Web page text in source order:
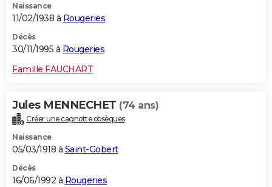
Naissance
11/02/1938 à Rougeries
Décès
30/11/1995 à Rougeries
Famille FAUCHART
Jules MENNECHET (74 ans)
Créer une cagnotte obsèques
Naissance
05/03/1918 à Saint-Gobert
Décès
16/06/1992 à Rougeries